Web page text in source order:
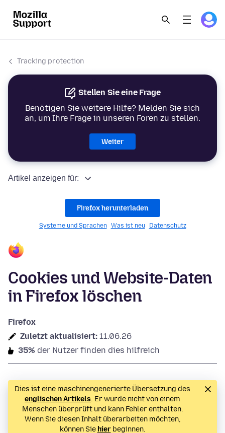
Tracking protection
Stellen Sie eine Frage
Benötigen Sie weitere Hilfe? Melden Sie sich
an, um Ihre Frage in unseren Foren zu stellen.
Weiter
Artikel anzeigen für:
Firefox herunterladen
Systeme und Sprachen Was ist neu Datenschutz
Cookies und Website-Daten
in Firefox löschen
Firefox
Zuletzt aktualisiert: 11.06.26
35% der Nutzer finden dies hilfreich
Dies ist eine maschinengenerierte Übersetzung des
englischen Artikels. Er wurde nicht von einem
Menschen überprüft und kann Fehler enthalten.
Wenn Sie diesen Inhalt überarbeiten möchten,
können Sie hierbeginnen.